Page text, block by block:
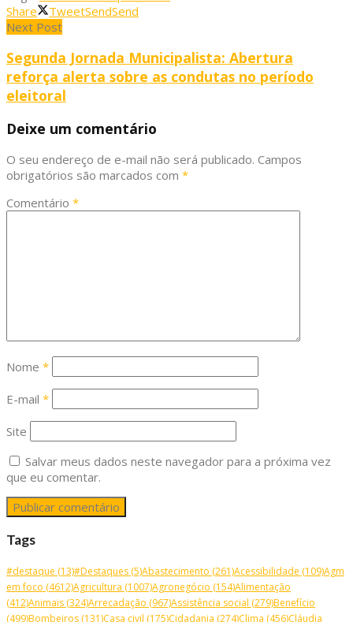
Share
TweetSendSend
Next Post
Segunda Jornada Municipalista: Abertura
reforça alerta sobre as condutas no período
eleitoral
Deixe um comentário
O seu endereço de e-mail não será publicado. Campos
obrigatórios são marcados com *
Comentário *
Nome *
E-mail *
Site
Salvar meus dados neste navegador para a próxima vez
que eu comentar.
Tags
#destaque (13)#Destaques (5)Abastecimento (261)Acessibilidade (109)Agm
em foco (4612)Agricultura (1007)Agronegócio (154)Alimentação
(412)Animais (324)Arrecadação (967)Assistência social (279)Benefício
(499)Bombeiros (131)Casa civil (175)Cidadania (274)Clima (456)Cláudia